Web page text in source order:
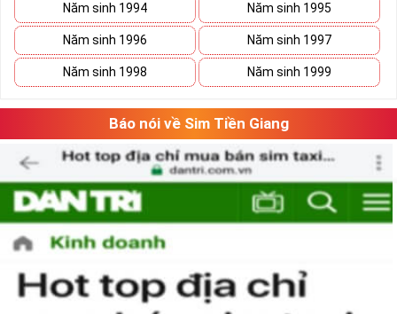
Năm sinh 1994 Năm sinh 1995
Năm sinh 1996 Năm sinh 1997
Năm sinh 1998 Năm sinh 1999
Báo nói về Sim Tiền Giang